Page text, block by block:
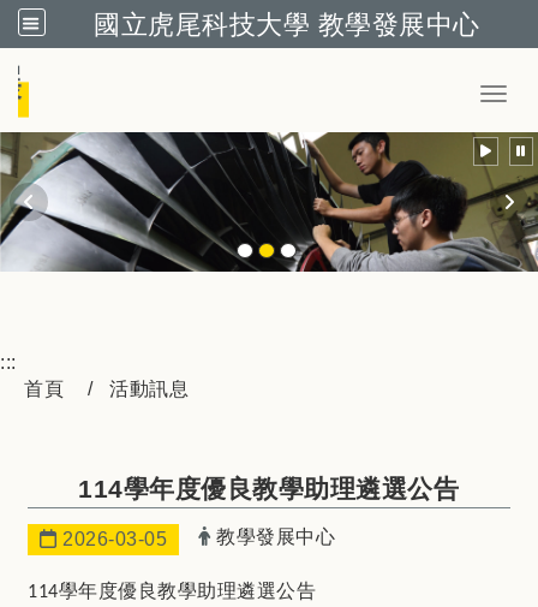
國立虎尾科技大學 教學發展中心
:::
首頁
活動訊息
114學年度優良教學助理遴選公告
日期：
2026-03-05 發布者：
教學發展中心
114學年度優良教學助理遴選公告